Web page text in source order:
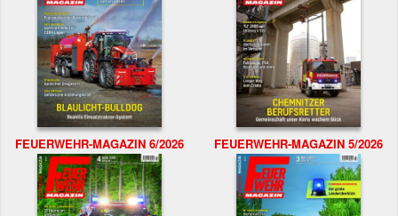
FEUERWEHR-MAGAZIN 6/2026 FEUERWEHR-MAGAZIN 5/2026